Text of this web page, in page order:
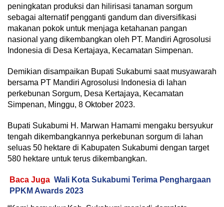
peningkatan produksi dan hilirisasi tanaman sorgum
sebagai alternatif pengganti gandum dan diversifikasi
makanan pokok untuk menjaga ketahanan pangan
nasional yang dikembangkan oleh PT. Mandiri Agrosolusi
Indonesia di Desa Kertajaya, Kecamatan Simpenan.
Demikian disampaikan Bupati Sukabumi saat musyawarah
bersama PT Mandiri Agrosolusi Indonesia di lahan
perkebunan Sorgum, Desa Kertajaya, Kecamatan
Simpenan, Minggu, 8 Oktober 2023.
Bupati Sukabumi H. Marwan Hamami mengaku bersyukur
tengah dikembangkannya perkebunan sorgum di lahan
seluas 50 hektare di Kabupaten Sukabumi dengan target
580 hektare untuk terus dikembangkan.
Baca Juga Wali Kota Sukabumi Terima Penghargaan
PPKM Awards 2023